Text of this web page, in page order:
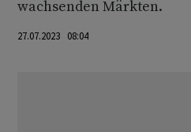
wachsenden Märkten.
27.07.2023 08:04